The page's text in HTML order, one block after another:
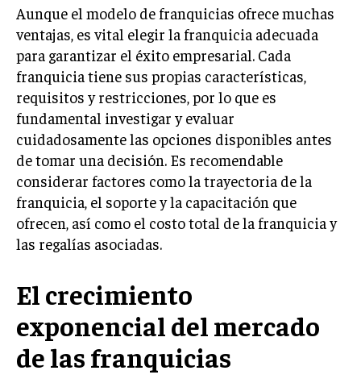
HABILIDADES DIRECTIVAS
EMPRENDIMIENTO
PLANIFICACIÓN EMPRESARIAL
FINANZAS
FINANZAS Y CONTABILIDAD
GESTIÓN DE RECURSOS FINANCIEROS
INVERSIONES Y MERCADOS FINANCIEROS
CONTABILIDAD EMPRESARIAL
ECONOMÍA EMPRESARIAL
INTERNACIONAL
NEGOCIOS INTERNACIONALES
COMERCIO INTERNACIONAL
EXPANSIÓN GLOBAL
Aunque el modelo de franquicias ofrece muchas
ventajas, es vital elegir la franquicia adecuada
para garantizar el éxito empresarial. Cada
franquicia tiene sus propias características,
requisitos y restricciones, por lo que es
fundamental investigar y evaluar
cuidadosamente las opciones disponibles antes
de tomar una decisión. Es recomendable
considerar factores como la trayectoria de la
franquicia, el soporte y la capacitación que
ofrecen, así como el costo total de la franquicia y
las regalías asociadas.
El crecimiento
exponencial del mercado
de las franquicias